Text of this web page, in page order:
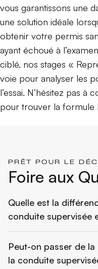
vous garantissons une
une solution idéale
obtenir votre permis
ayant échoué à
ciblé, nos stages «
voie pour analyser les
l’essai. N’hésitez pas à
pour trouver la formule
PRÊT POUR LE
Foire aux
Quelle est la
conduite supervisée
Peut-on passer de
la conduite